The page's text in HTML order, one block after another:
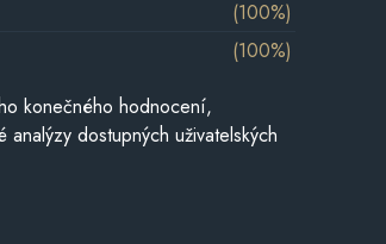
(100%)
(100%)
konečného hodnocení,
dostupných uživatelských